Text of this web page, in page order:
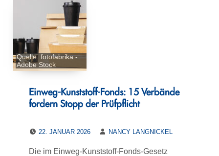
Quelle: fotofabrika -
Adobe Stock
Einweg-Kunststoff-Fonds: 15 Verbände
fordern Stopp der Prüfpflicht
22. JANUAR 2026
NANCY LANGNICKEL
Die im Einweg-Kunststoff-Fonds-Gesetz